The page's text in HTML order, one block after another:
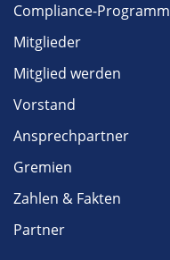
Compliance-Programm
Mitglieder
Mitglied werden
Vorstand
Ansprechpartner
Gremien
Zahlen & Fakten
Partner